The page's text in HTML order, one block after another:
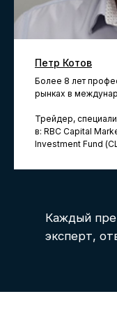
Петр Котов
Более 8 лет
рынках в
Трейдер,
в: RBC Capital
Investment Fund